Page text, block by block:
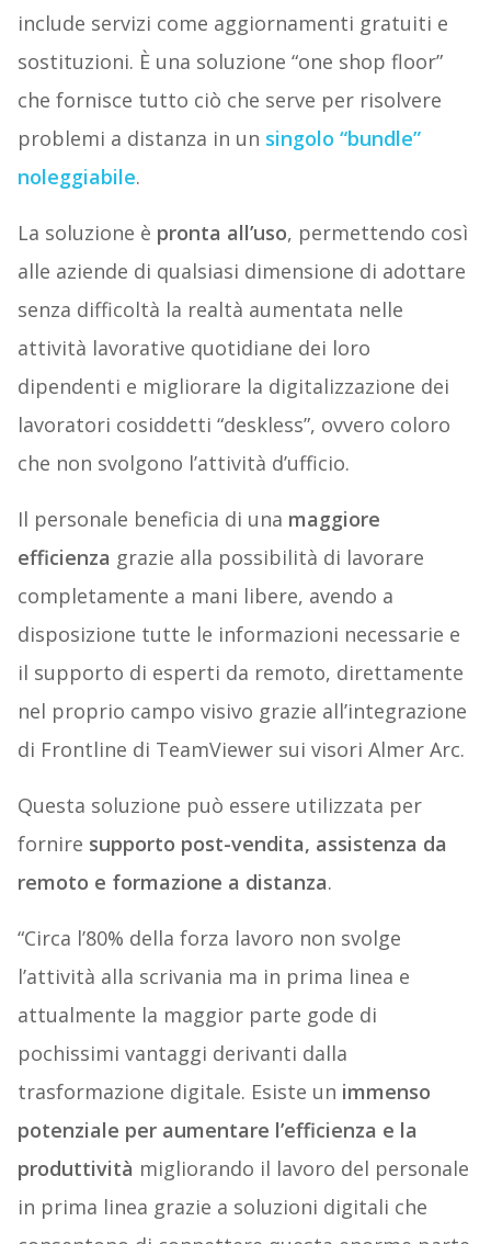
include servizi come aggiornamenti gratuiti e
sostituzioni. È una soluzione “one shop floor”
che fornisce tutto ciò che serve per risolvere
problemi a distanza in un singolo “bundle”
noleggiabile.
La soluzione è pronta all’uso, permettendo così
alle aziende di qualsiasi dimensione di adottare
senza difficoltà la realtà aumentata nelle
attività lavorative quotidiane dei loro
dipendenti e migliorare la digitalizzazione dei
lavoratori cosiddetti “deskless”, ovvero coloro
che non svolgono l’attività d’ufficio.
Il personale beneficia di una maggiore
efficienza grazie alla possibilità di lavorare
completamente a mani libere, avendo a
disposizione tutte le informazioni necessarie e
il supporto di esperti da remoto, direttamente
nel proprio campo visivo grazie all’integrazione
di Frontline di TeamViewer sui visori Almer Arc.
Questa soluzione può essere utilizzata per
fornire supporto post-vendita, assistenza da
remoto e formazione a distanza.
“Circa l’80% della forza lavoro non svolge
l’attività alla scrivania ma in prima linea e
attualmente la maggior parte gode di
pochissimi vantaggi derivanti dalla
trasformazione digitale. Esiste un immenso
potenziale per aumentare l’efficienza e la
produttività migliorando il lavoro del personale
in prima linea grazie a soluzioni digitali che